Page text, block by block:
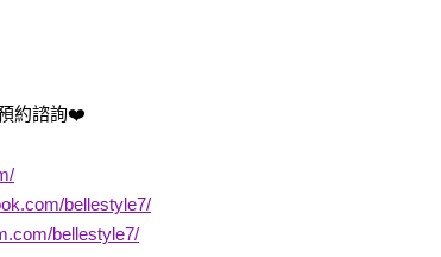
約諮詢❤️
bellestyle7/
bellestyle7/